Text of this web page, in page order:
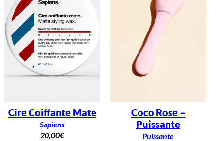
Cire Coiffante Mate
Sapiens
20,00€
Coco Rose –
Puissante
Puissante